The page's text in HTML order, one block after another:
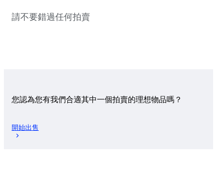
請不要錯過任何拍賣
您認為您有我們合適其中一個拍賣的理想物品嗎？
開始出售